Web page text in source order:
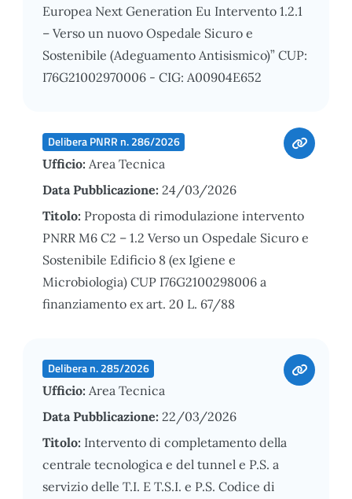
Europea Next Generation Eu Intervento 1.2.1
– Verso un nuovo Ospedale Sicuro e
Sostenibile (Adeguamento Antisismico)” CUP:
I76G21002970006 - CIG: A00904E652
Delibera PNRR n. 286/2026
Ufficio: Area Tecnica
Data Pubblicazione: 24/03/2026
Titolo: Proposta di rimodulazione intervento
PNRR M6 C2 – 1.2 Verso un Ospedale Sicuro e
Sostenibile Edificio 8 (ex Igiene e
Microbiologia) CUP I76G2100298006 a
finanziamento ex art. 20 L. 67/88
Delibera n. 285/2026
Ufficio: Area Tecnica
Data Pubblicazione: 22/03/2026
Titolo: Intervento di completamento della
centrale tecnologica e del tunnel e P.S. a
servizio delle T.I. E T.S.I. e P.S. Codice di